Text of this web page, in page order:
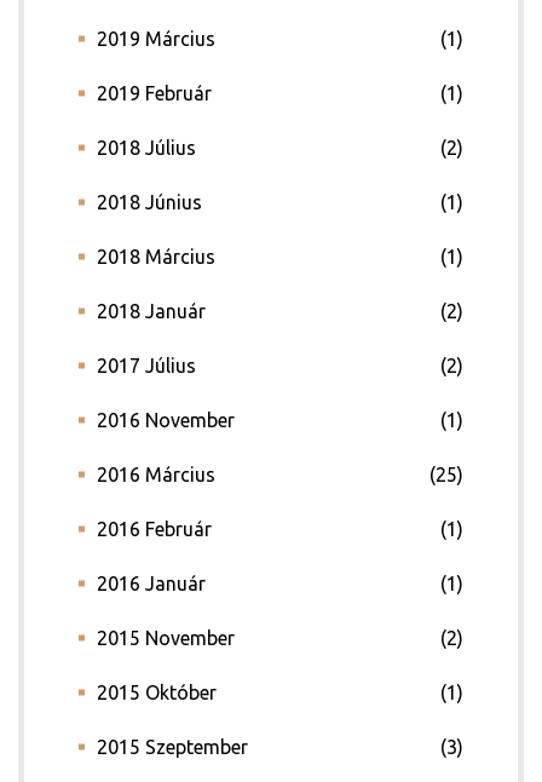
2019 Március (1)
2019 Február (1)
2018 Július (2)
2018 Június (1)
2018 Március (1)
2018 Január (2)
2017 Július (2)
2016 November (1)
2016 Március (25)
2016 Február (1)
2016 Január (1)
2015 November (2)
2015 Október (1)
2015 Szeptember (3)